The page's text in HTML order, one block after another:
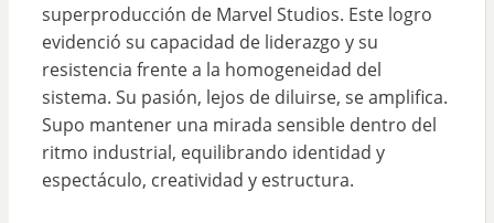
superproducción de Marvel Studios. Este logro
evidenció su capacidad de liderazgo y su
resistencia frente a la homogeneidad del
sistema. Su pasión, lejos de diluirse, se amplifica.
Supo mantener una mirada sensible dentro del
ritmo industrial, equilibrando identidad y
espectáculo, creatividad y estructura.